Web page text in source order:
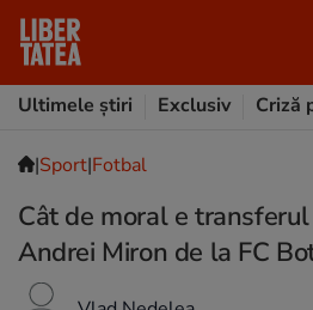
Ultimele știri
Exclusiv Criză
|Sport|Fotbal
Cât de moral e
Andrei Miron de la FC